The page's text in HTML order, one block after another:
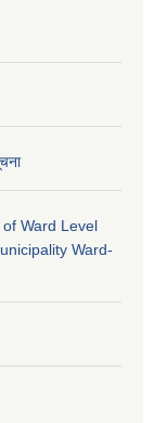
Ward Level
Ward-